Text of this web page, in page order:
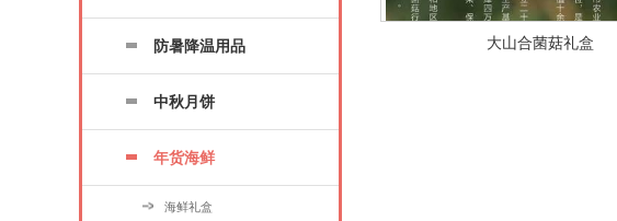
防暑降温用品
中秋月饼
年货海鲜
海鲜礼盒
大山合菌菇礼盒